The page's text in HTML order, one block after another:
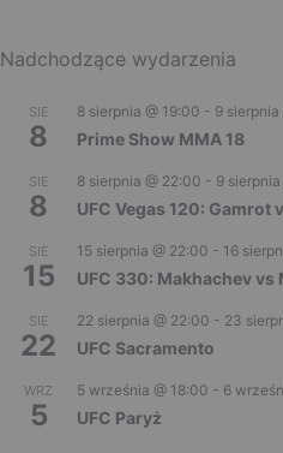
Nadchodzące wydarzenia
SIE
8
8 sierpnia @ 19:00 - 9 sierpnia
Prime Show MMA 18
SIE
8
8 sierpnia @ 22:00 - 9
UFC Vegas 120: Gamrot
SIE
15
15 sierpnia @ 22:00 - 16
UFC 330: Makhachev vs
SIE
22
22 sierpnia @ 22:00 - 23
UFC Sacramento
WRZ
5
5 września @ 18:00 - 6
UFC Paryż